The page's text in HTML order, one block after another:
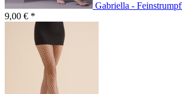
Gabriella -
9,00 € *